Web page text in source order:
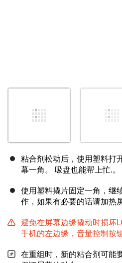
粘合剂松动后，使用塑料打
幕一角。 吸盘也能帮上忙.。
使用塑料撬片固定一角，继
作，如果有必要的话请加热屏
避免在屏幕边缘撬动时损坏
手机的左边缘，音量控制按
在重组时，新的粘合剂可能